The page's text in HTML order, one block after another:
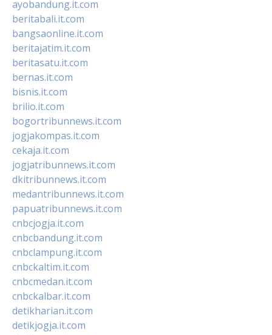
ayobandung.it.com
beritabali.it.com
bangsaonline.it.com
beritajatim.it.com
beritasatu.it.com
bernas.it.com
bisnis.it.com
brilio.it.com
bogortribunnews.it.com
jogjakompas.it.com
cekaja.it.com
jogjatribunnews.it.com
dkitribunnews.it.com
medantribunnews.it.com
papuatribunnews.it.com
cnbcjogja.it.com
cnbcbandung.it.com
cnbclampung.it.com
cnbckaltim.it.com
cnbcmedan.it.com
cnbckalbar.it.com
detikharian.it.com
detikjogja.it.com